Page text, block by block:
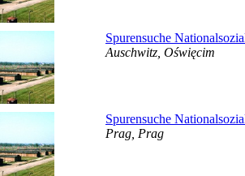
Spurensuche
Auschwitz, Oświęcim
Spurensuche
Prag, Prag